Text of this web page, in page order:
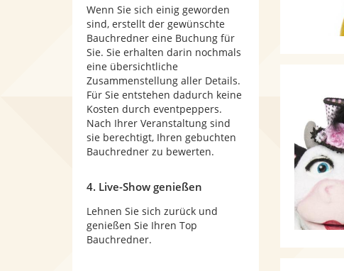
Wenn Sie sich einig geworden
sind, erstellt der gewünschte
Bauchredner eine Buchung für
Sie. Sie erhalten darin nochmals
eine übersichtliche
Zusammenstellung aller Details.
Für Sie entstehen dadurch keine
Kosten durch eventpeppers.
Nach Ihrer Veranstaltung sind
sie berechtigt, Ihren gebuchten
Bauchredner zu bewerten.
4. Live-Show genießen
Lehnen Sie sich zurück und
genießen Sie Ihren Top
Bauchredner.